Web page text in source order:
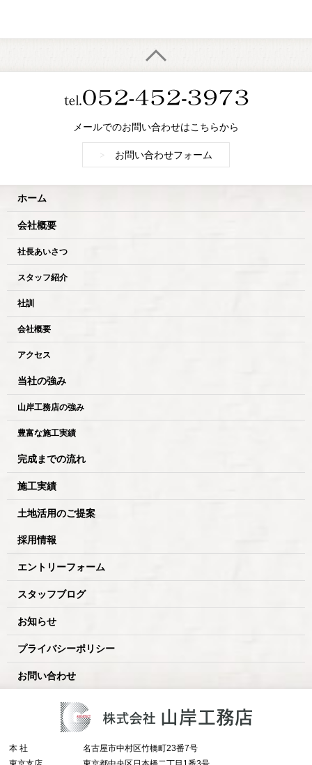
メールでのお問い合わせはこちらから
お問い合わせフォーム
ホーム
会社概要
社長あいさつ
スタッフ紹介
社訓
会社概要
アクセス
当社の強み
山岸工務店の強み
豊富な施工実績
完成までの流れ
施工実績
土地活用のご提案
採用情報
エントリーフォーム
スタッフブログ
お知らせ
プライバシーポリシー
お問い合わせ
本 社
名古屋市中村区竹橋町23番7号